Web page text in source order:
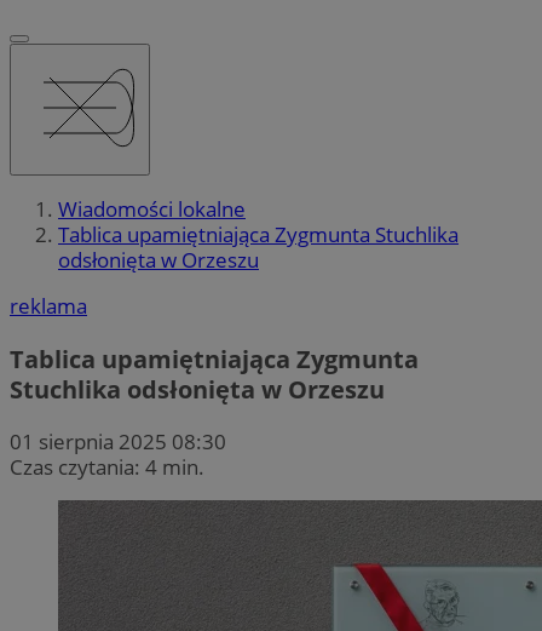
Wiadomości lokalne
Tablica upamiętniająca Zygmunta Stuchlika
odsłonięta w Orzeszu
reklama
Tablica upamiętniająca Zygmunta
Stuchlika odsłonięta w Orzeszu
01 sierpnia 2025 08:30
Czas czytania: 4 min.